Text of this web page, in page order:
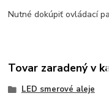
Nutné dokúpiť ovládací
Tovar zaradený v
LED smerové aleje